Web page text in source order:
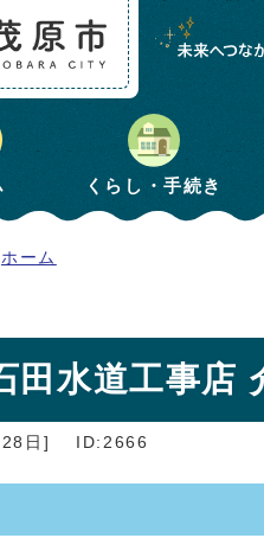
くらし・手続き
ホーム
田水道工事店
日] ID:2666